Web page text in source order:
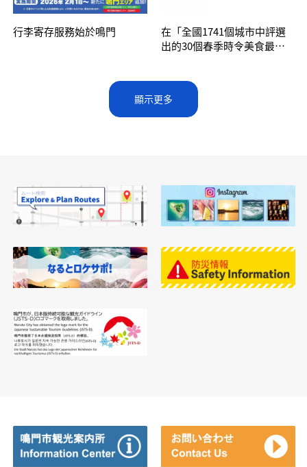
行李寄存服務始於鳴門
在「全國1741個城市中評選
出的30個春季時令美食最佳
顯示更多